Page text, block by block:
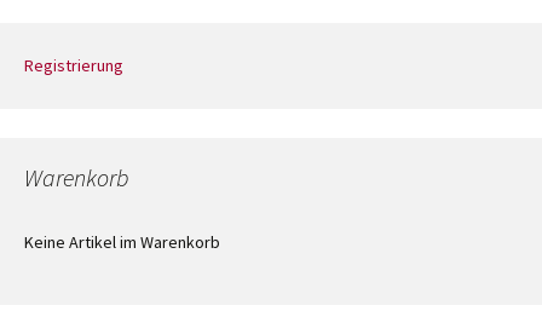
Registrierung
Warenkorb
Keine Artikel im Warenkorb